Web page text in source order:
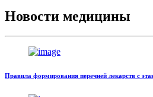
Новости медицины
Правила формирования перечней лекарств с